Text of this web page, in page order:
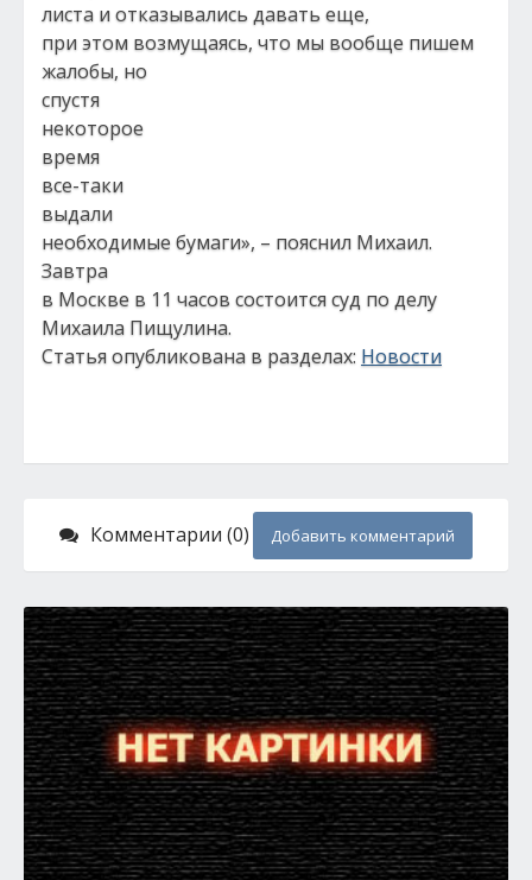
листа и отказывались давать еще,
при этом возмущаясь, что мы вообще пишем
жалобы, но
спустя
некоторое
время
все-таки
выдали
необходимые бумаги», – пояснил Михаил.
Завтра
в Москве в 11 часов состоится суд по делу
Михаила Пищулина.
Статья опубликована в разделах: Новости
Комментарии (0) Добавить комментарий